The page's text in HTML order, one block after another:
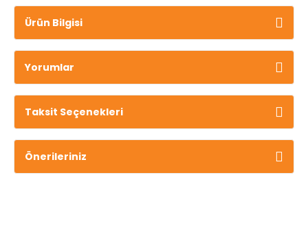
Ürün Bilgisi
Yorumlar
Taksit Seçenekleri
Önerileriniz